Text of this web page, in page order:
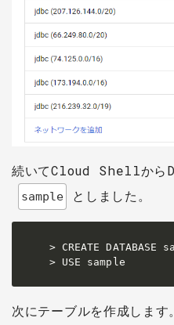
続いてCloud Shellから
sample としました。
> CREATE DATABASE
> USE sample
次にテーブルを作成します